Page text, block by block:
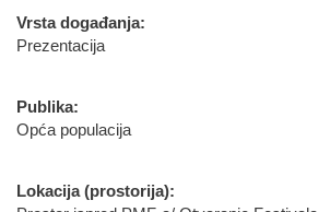
Vrsta događanja:
Prezentacija
Publika:
Opća populacija
Lokacija (prostorija):